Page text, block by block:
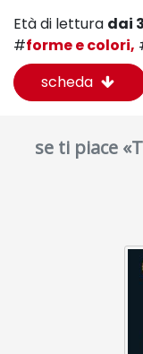
Età di lettura dai
#forme e colori,
scheda
se ti piace